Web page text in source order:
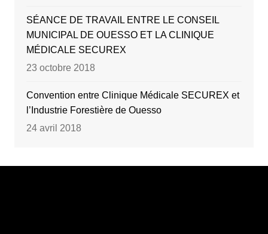
SÉANCE DE TRAVAIL ENTRE LE CONSEIL
MUNICIPAL DE OUESSO ET LA CLINIQUE
MÉDICALE SECUREX
23 octobre 2018
Convention entre Clinique Médicale SECUREX et
l’Industrie Forestière de Ouesso
24 avril 2018